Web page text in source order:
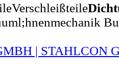
| STAHLCON